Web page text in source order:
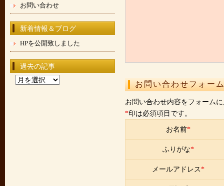
お問い合わせフォー
お問い合わせ内容をフォーム
*印は必須項目です。
お名前*
ふりがな*
メールアドレス*
お問い合わせ
新着情報＆ブログ
HPを公開致しました
過去の記事